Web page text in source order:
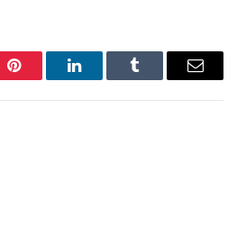
Pinterest LinkedInTumblr Email